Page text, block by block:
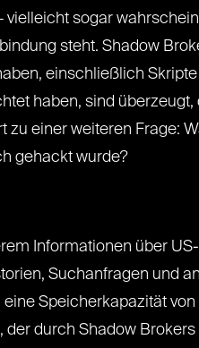
vielleicht sogar
steht. Shadow
einschließlich
haben, sind
einer weiteren Frage:
gehackt wurde?
Informationen über
Suchanfragen und
eine Speicherkapazität
durch Shadow